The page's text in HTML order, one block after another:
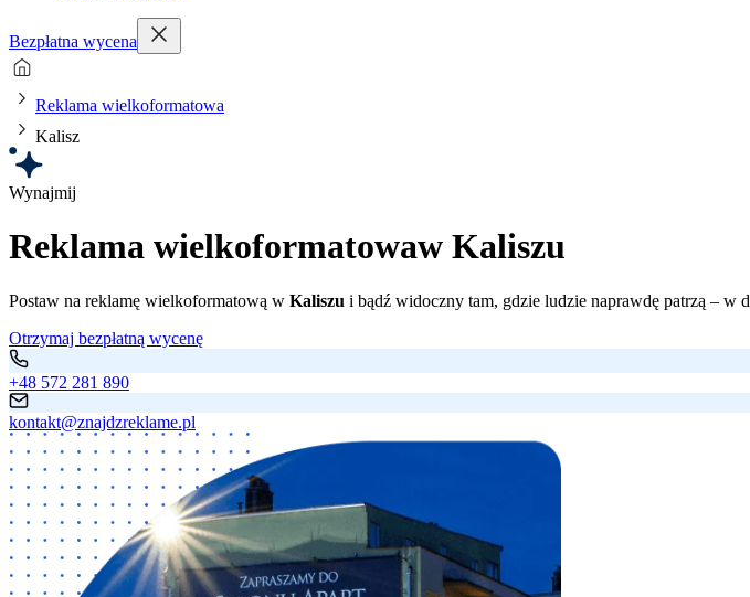
Bezpłatna wycena
Reklama wielkoformatowa
Kalisz
Wynajmij
Reklama wielkoformatowaw Kaliszu
Postaw na reklamę wielkoformatową w Kaliszu i bądź widoczny tam, gdzie ludzie naprawdę patrzą – w
Otrzymaj bezpłatną wycenę
+48 572 281 890
kontakt@znajdzreklame.pl